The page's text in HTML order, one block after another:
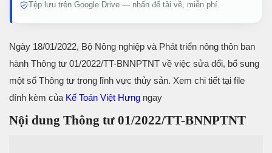
Tệp lưu trên Google Drive — nhấn để tải về, miễn phí.
Ngày 18/01/2022, Bộ Nông nghiệp và Phát triển nông thôn ban
hành Thông tư 01/2022/TT-BNNPTNT về việc sửa đổi, bổ sung
một số Thông tư trong lĩnh vực thủy sản. Xem chi tiết tại file
đính kèm của Kế Toán Việt Hưng ngay
Nội dung Thông tư 01/2022/TT-BNNPTNT